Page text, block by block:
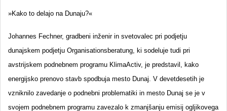
»Kako to delajo na Dunaju?«
Johannes Fechner, gradbeni inženir in svetovalec pri podjetju
dunajskem podjetju Organisationsberatung, ki sodeluje tudi pri
avstrijskem podnebnem programu KlimaActiv, je predstavil, kako
energijsko prenovo stavb spodbuja mesto Dunaj. V devetdesetih je
vzniknilo zavedanje o podnebni problematiki in mesto Dunaj se je v
svojem podnebnem programu zavezalo k zmanjšanju emisij ogljikovega